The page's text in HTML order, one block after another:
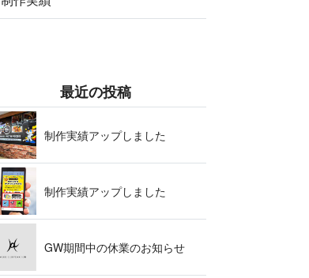
最 近 の 投 稿
制作実績アップ し ま し た
制作実績アップ し ま し た
GW期間中の休業の お 知 ら せ